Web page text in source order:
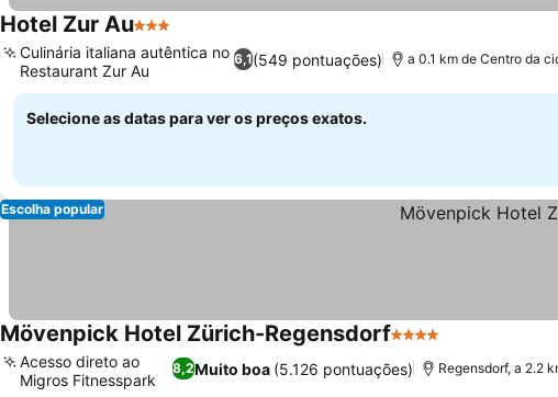
Hotel Zur Au3 Estrelas
6,1(549 pontuações)
Culinária italiana autêntica no
Restaurant Zur Au
a 0.1 km de Centro da
Selecione as datas para ver os preços exatos.
Escolha popular
Mövenpick Hotel Zürich-Regensdorf4 Estrelas
8,2Muito boa (5.126 pontuações)
Acesso direto ao
Migros Fitnesspark
Regensdorf, a 2.2